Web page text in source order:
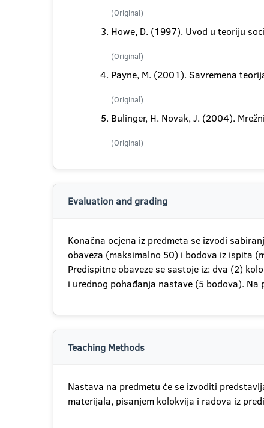
(Original)
Howe, D. (1997). Uvod u teoriju
(Original)
Payne, M. (2001). Savremena
(Original)
Bulinger, H. Novak, J. (2004).
(Original)
Evaluation and grading
Konačna ocjena iz predmeta se izvodi
obaveza (maksimalno 50) i bodova iz ispita
Predispitne obaveze se sastoje iz: dva (2)
i urednog pohađanja nastave (5 bodova).
Teaching Methods
Nastava na predmetu će se izvoditi
materijala, pisanjem kolokvija i radova iz